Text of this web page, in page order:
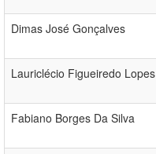
Dimas José Gonçalves
Lauriclécio Figueiredo Lopes
Fabiano Borges Da Silva